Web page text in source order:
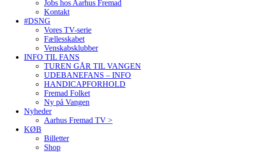
Jobs hos Aarhus Fremad
Kontakt
#DSNG
Vores TV-serie
Fællesskabet
Venskabsklubber
INFO TIL FANS
TUREN GÅR TIL VANGEN
UDEBANEFANS – INFO
HANDICAPFORHOLD
Fremad Folket
Ny på Vangen
Nyheder
Aarhus Fremad TV >
KØB
Billetter
Shop